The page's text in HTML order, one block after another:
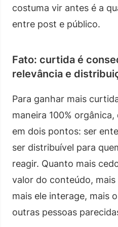
costuma vir antes é a
entre post e público.
Fato: curtida é
relevância e
Para ganhar mais
maneira 100%
em dois pontos: ser
ser distribuível para
reagir. Quanto mais
valor do conteúdo,
mais ele interage, mais
outras pessoas